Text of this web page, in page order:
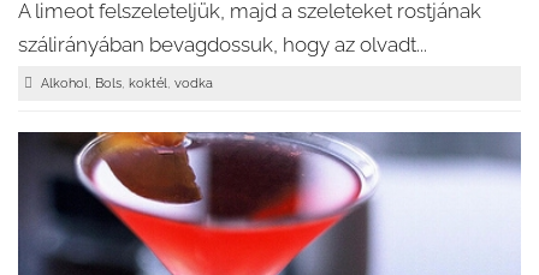
A limeot felszeleteljük, majd a szeleteket rostjának
szálirányában bevagdossuk, hogy az olvadt...
Alkohol, Bols, koktél, vodka